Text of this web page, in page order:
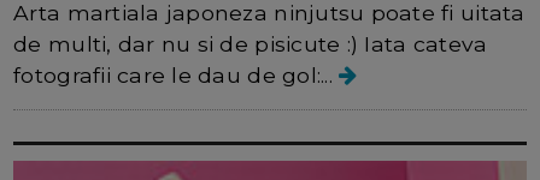
Arta martiala japoneza ninjutsu poate fi uitata
de multi, dar nu si de pisicute :) Iata cateva
fotografii care le dau de gol:...